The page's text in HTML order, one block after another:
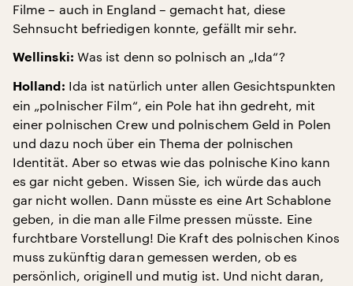
Filme – auch in England – gemacht hat, diese
Sehnsucht befriedigen konnte, gefällt mir sehr.
Wellinski: Was ist denn so polnisch an „Ida“?
Holland: Ida ist natürlich unter allen Gesichtspunkten
ein „polnischer Film“, ein Pole hat ihn gedreht, mit
einer polnischen Crew und polnischem Geld in Polen
und dazu noch über ein Thema der polnischen
Identität. Aber so etwas wie das polnische Kino kann
es gar nicht geben. Wissen Sie, ich würde das auch
gar nicht wollen. Dann müsste es eine Art Schablone
geben, in die man alle Filme pressen müsste. Eine
furchtbare Vorstellung! Die Kraft des polnischen Kinos
muss zukünftig daran gemessen werden, ob es
persönlich, originell und mutig ist. Und nicht daran,